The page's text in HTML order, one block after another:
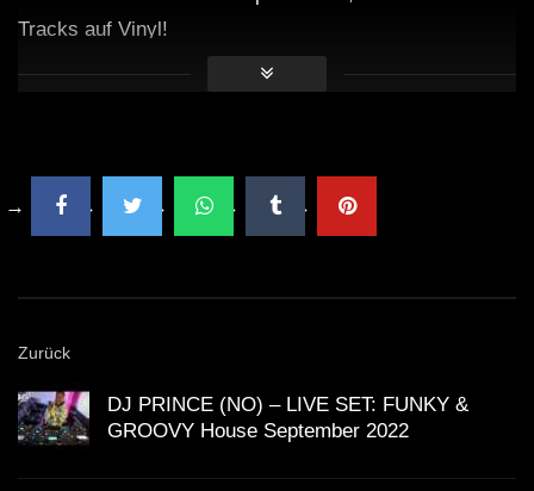
Tracks auf Vinyl!
Zurück
DJ PRINCE (NO) – LIVE SET: FUNKY &
GROOVY House September 2022